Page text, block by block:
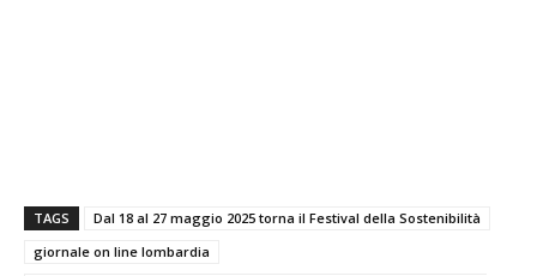
TAGS
Dal 18 al 27 maggio 2025 torna il Festival della Sostenibilità
giornale on line lombardia